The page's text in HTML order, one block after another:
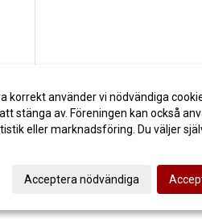
korrekt använder vi nödvändiga
stänga av. Föreningen kan också
eller marknadsföring. Du väljer
Acceptera nödvändiga